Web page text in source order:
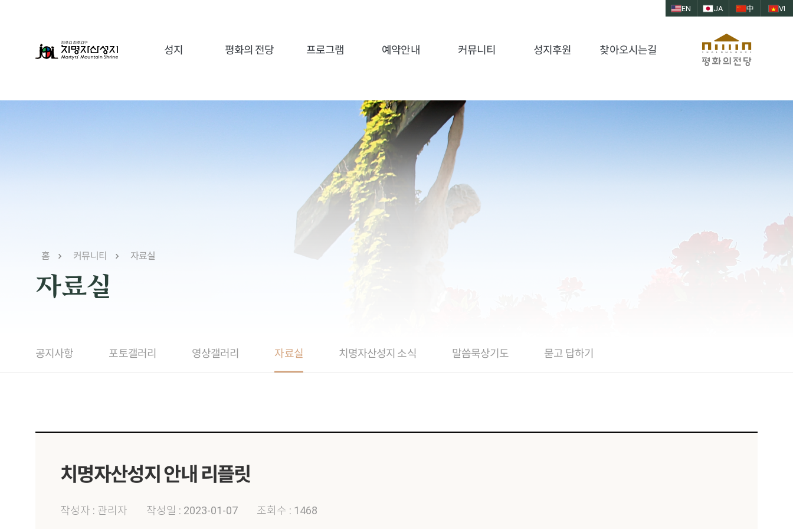
EN JA 中 VI
성지 평화의 전당 프로그램 예약안내 커뮤니티 성지후원 찾아오시는길
홈 커뮤니티 자료실
자료실
공지사항 포토갤러리 영상갤러리 자료실 치명자산성지 소식 말씀묵상기도 묻고 답하기
치명자산성지 안내 리플릿
작성자 : 관리자 작성일 : 2023-01-07 조회수 : 1468